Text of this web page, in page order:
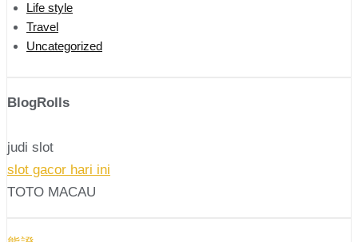
Life style
Travel
Uncategorized
BlogRolls
judi slot
slot gacor hari ini
TOTO MACAU